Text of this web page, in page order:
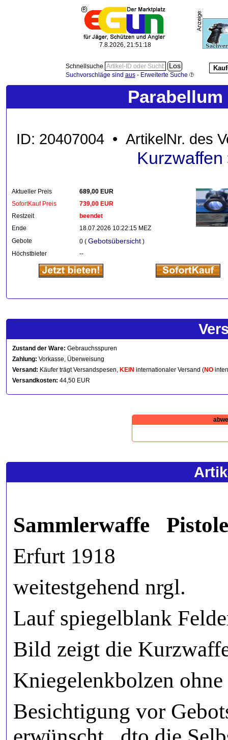
7.8.2026, 21:51:18
Schnellsuche
Suchvorschläge sind aus- Erweiterte Suche
ID: 20407004 • ArtikelNr. des
Kurzwaffen
Aktueller Preis
689,00 EUR
SofortKauf Preis
739,00 EUR
Restzeit
beendet
Ende
18.07.2026 10:22:15 MEZ
Gebote
0 ( Gebotsübersicht )
Höchstbieter
--
Zustand der Ware: Gebrauchsspuren
Zahlung: Vorkasse, Überweisung
Versand: Käufer trägt Versandspesen, KEIN internationaler Versand (NO
Versandkosten: 44,50 EUR
Sammlerwaffe
Erfurt 1918
weitestgehend nrgl.
Lauf spiegelblank
Bild zeigt die
Kniegelenkbolzen
Besichtigung vor